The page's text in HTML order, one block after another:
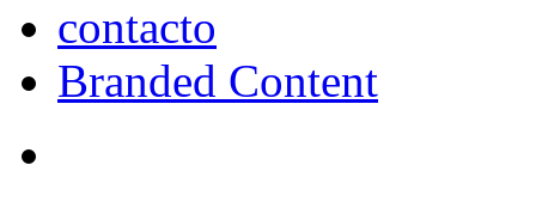
contacto
Branded Content